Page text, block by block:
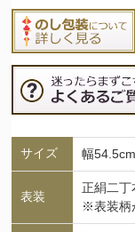
サイズ 幅
表装
正絹二丁
※表装柄